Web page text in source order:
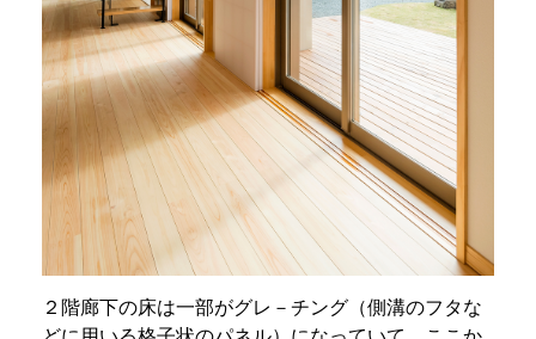
２階廊下の床は一部がグレ－チング（側溝のフタな